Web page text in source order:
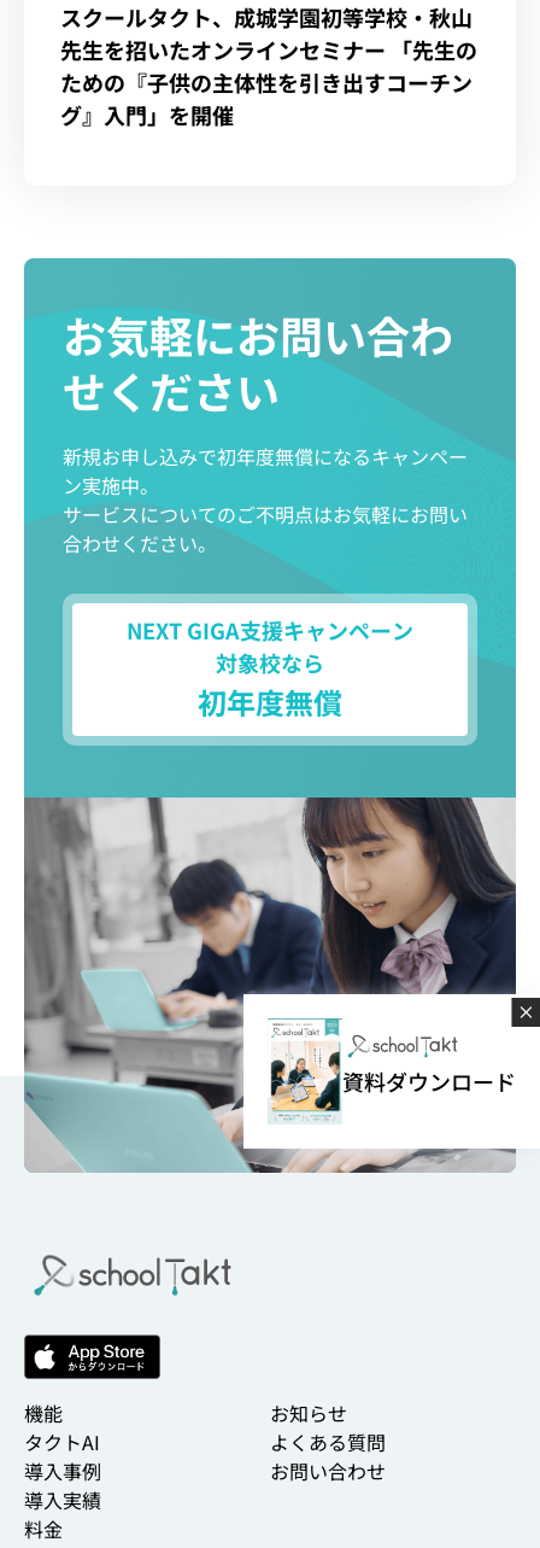
スクールタクト、成城学園初等学校・秋山
先生を招いたオンラインセミナー 「先生の
ための『子供の主体性を引き出すコーチン
グ』入門」を開催
お気軽にお問い合わ
せください
新規お申し込みで初年度無償になるキャンペー
ン実施中。
サービスについてのご不明点はお気軽にお問い
合わせください。
NEXT GIGA支援キャンペーン
対象校なら
初年度無償
資料ダウンロード
機能
タクトAI
導入事例
導入実績
料金
お知らせ
よくある質問
お問い合わせ